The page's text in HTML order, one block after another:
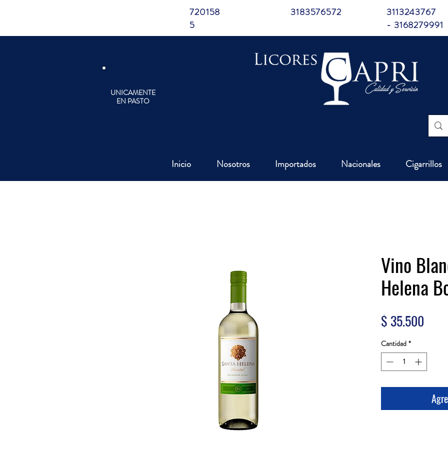
720158
5
3183576572
3113243767
- 3168279991
UNICAMENTE
EN PASTO
Inicio Nosotros Importados Nacionales Cigarrillos
Vino
Helena
$ 35.500
Cantidad *